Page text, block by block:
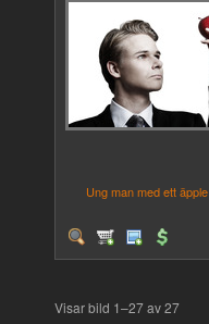
Ung man med ett äpple
Visar bild 1–27 av 27